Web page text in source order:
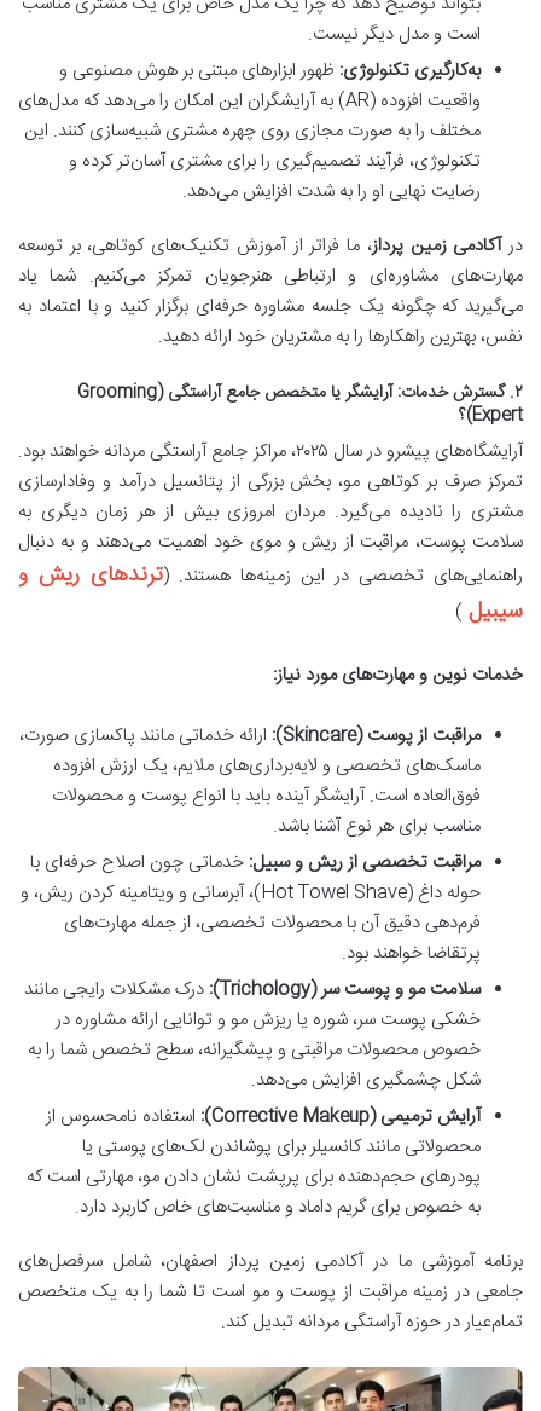
است و مدل دیگر نیست.
به‌کارگیری تکنولوژی: ظهور ابزارهای مبتنی بر هوش مصنوعی و
واقعیت افزوده (AR) به آرایشگران این امکان را می‌دهد که مدل‌های
مختلف را به صورت مجازی روی چهره مشتری شبیه‌سازی کنند. این
تکنولوژی، فرآیند تصمیم‌گیری را برای مشتری آسان‌تر کرده و
رضایت نهایی او را به شدت افزایش می‌دهد.
درآکادمی زمین پرداز، ما فراتر از آموزش تکنیک‌های کوتاهی، بر توسعه
مهارت‌های مشاوره‌ای و ارتباطی هنرجویان تمرکز می‌کنیم. شما یاد
می‌گیرید که چگونه یک جلسه مشاوره حرفه‌ای برگزار کنید و با اعتماد به
نفس، بهترین راهکارها را به مشتریان خود ارائه دهید.
۲. گسترش خدمات: آرایشگر یا متخصص جامع آراستگی (Grooming
Expert)؟
آرایشگاه‌های پیشرو در سال ۲۰۲۵، مراکز جامع آراستگی مردانه خواهند بود.
تمرکز صرف بر کوتاهی مو، بخش بزرگی از پتانسیل درآمد و وفادارسازی
مشتری را نادیده می‌گیرد. مردان امروزی بیش از هر زمان دیگری به
سلامت پوست، مراقبت از ریش و موی خود اهمیت می‌دهند و به دنبال
راهنمایی‌های تخصصی در این زمینه‌ها هستند. (ترندهای ریش و
سیبیل )
خدمات نوین و مهارت‌های مورد نیاز:
مراقبت از پوست (Skincare):
ارائه خدماتی مانند پاکسازی صورت،
ماسک‌های تخصصی و لایه‌برداری‌های ملایم، یک ارزش افزوده
فوق‌العاده است. آرایشگر آینده باید با انواع پوست و محصولات
مناسب برای هر نوع آشنا باشد.
مراقبت تخصصی از ریش و سبیل: خدماتی چون اصلاح حرفه‌ای با
حوله داغ (Hot Towel Shave)، آبرسانی و ویتامینه کردن ریش، و
فرم‌دهی دقیق آن با محصولات تخصصی، از جمله مهارت‌های
پرتقاضا خواهند بود.
سلامت مو و پوست سر (Trichology):
درک مشکلات رایجی مانند
خشکی پوست سر، شوره یا ریزش مو و توانایی ارائه مشاوره در
خصوص محصولات مراقبتی و پیشگیرانه، سطح تخصص شما را به
شکل چشمگیری افزایش می‌دهد.
آرایش ترمیمی (Corrective Makeup):
استفاده نامحسوس از
محصولاتی مانند کانسیلر برای پوشاندن لک‌های پوستی یا
پودرهای حجم‌دهنده برای پرپشت نشان دادن مو، مهارتی است که
به خصوص برای گریم داماد و مناسبت‌های خاص کاربرد دارد.
برنامه آموزشی ما در آکادمی زمین پرداز اصفهان، شامل سرفصل‌های
جامعی در زمینه مراقبت از پوست و مو است تا شما را به یک متخصص
تمام‌عیار در حوزه آراستگی مردانه تبدیل کند.